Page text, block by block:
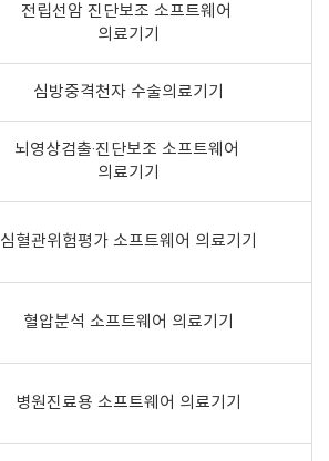
전립선암 진단보조 소프트웨어
의료기기
심방중격천자 수술의료기기
뇌영상검출·진단보조 소프트웨어
의료기기
심혈관위험평가 소프트웨어 의료기기
혈압분석 소프트웨어 의료기기
병원진료용 소프트웨어 의료기기